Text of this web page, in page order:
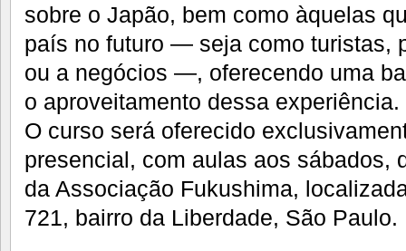
sobre o Japão, bem como àquelas
país no futuro — seja como turistas,
ou a negócios —, oferecendo uma
o aproveitamento dessa experiência.
O curso será oferecido
presencial, com aulas aos sábados,
da Associação Fukushima,
721, bairro da Liberdade, São Paulo.